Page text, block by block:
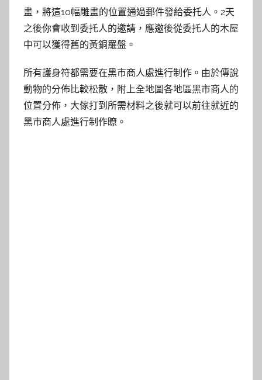
畫，將這10幅雕畫的位置通過郵件發給委托人。2天
之後你會收到委托人的邀請，應邀後從委托人的木屋
中可以獲得舊的黃銅羅盤。
所有護身符都需要在黑市商人處進行制作。由於傳說
動物的分佈比較松散，附上全地圖各地區黑市商人的
位置分佈，大傢打到所需材料之後就可以前往就近的
黑市商人處進行制作瞭。